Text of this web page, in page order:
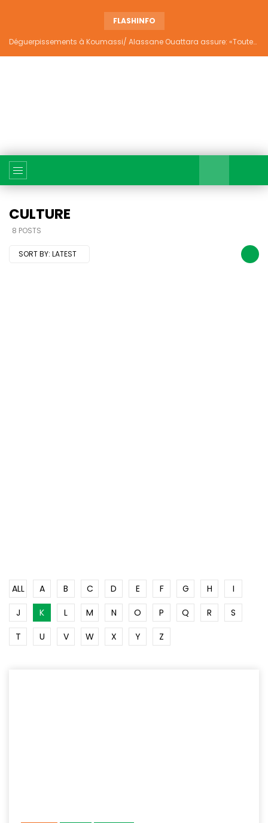
FLASHINFO
Déguerpissements à Koumassi/ Alassane Ouattara assure: «Toutes les responsabilités seront établies et elles donneront lieu aux sanctions prévues par la loi»
CULTURE
8 POSTS
SORT BY: LATEST
ALL A B C D E F G H
I
J
K L M N O P Q R
S
T
U V W X Y Z